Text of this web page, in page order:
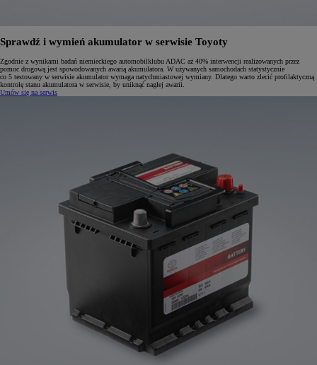
Sprawdź i wymień akumulator w serwisie Toyoty
Zgodnie z wynikami badań niemieckiego automobilklubu ADAC aż 40% interwencji realizowanych przez
pomoc drogową jest spowodowanych awarią akumulatora. W używanych samochodach statystycznie
co 5 testowany w serwisie akumulator wymaga natychmiastowej wymiany. Dlatego warto zlecić proﬁlaktyczną
kontrolę stanu akumulatora w serwisie, by uniknąć nagłej awarii.
Umów się na serwis